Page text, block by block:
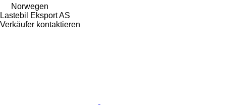
Norwegen
Lastebil Eksport AS
Verkäufer kontaktieren